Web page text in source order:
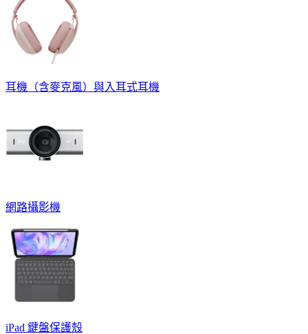
耳機（含麥克風）與入耳式耳機
網路攝影機
iPad 鍵盤保護殼